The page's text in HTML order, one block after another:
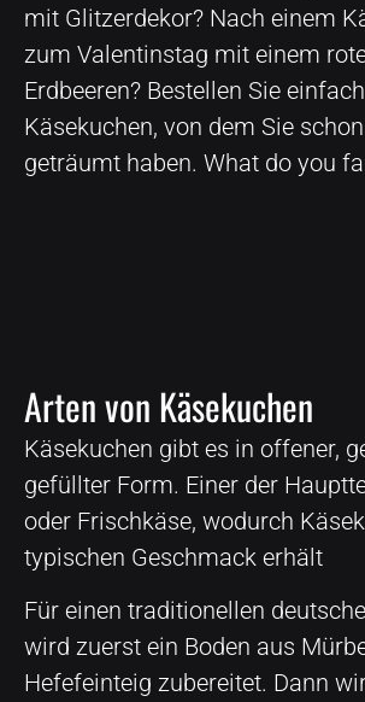
mit Glitzerdekor? Nach einem
zum Valentinstag mit einem
Erdbeeren? Bestellen Sie
Käsekuchen, von dem Sie
geträumt haben. What do you
Arten von Käsekuchen
Käsekuchen gibt es in offener,
gefüllter Form. Einer der
oder Frischkäse, wodurch
typischen Geschmack erhält
Für einen traditionellen
wird zuerst ein Boden aus
Hefefeinteig zubereitet. Dann